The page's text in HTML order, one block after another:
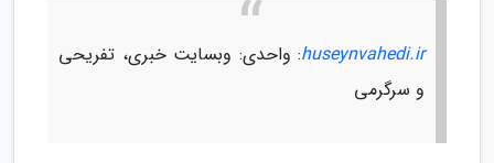
huseynvahedi.ir: واحدی: وبسایت خبری، تفریحی
و سرگرمی